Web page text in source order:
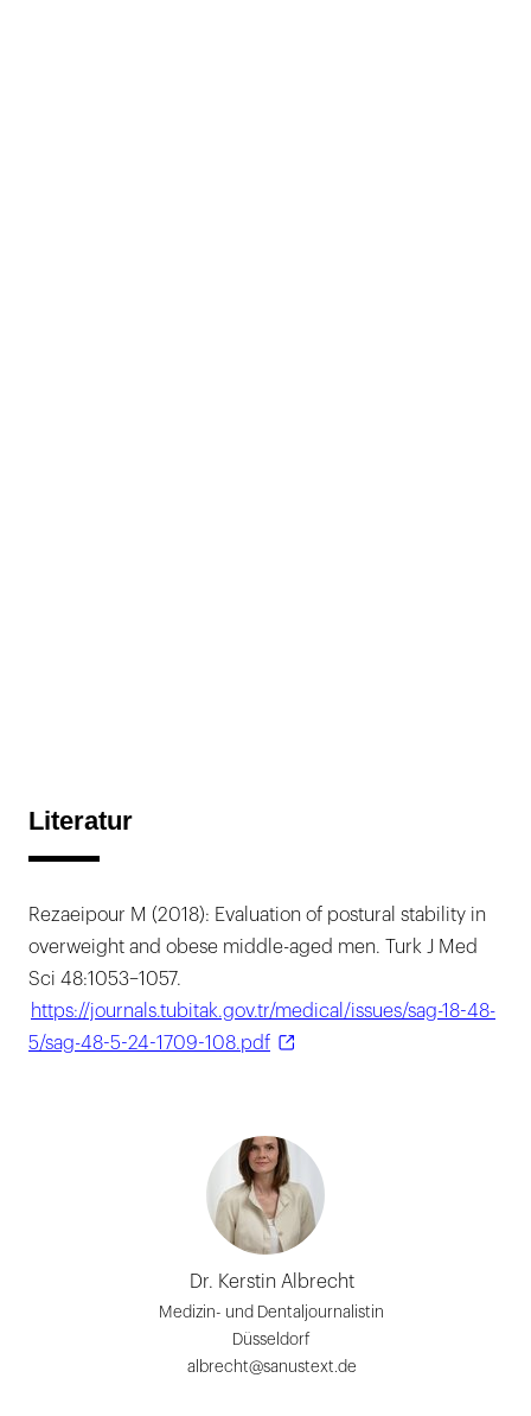
Literatur
Rezaeipour M (2018): Evaluation of postural stability in
overweight and obese middle-aged men. Turk J Med
Sci 48:1053–1057.
https://journals.tubitak.gov.tr/medical/issues/sag-18-48-
5/sag-48-5-24-1709-108.pdf
Dr. Kerstin Albrecht
Medizin- und Dentaljournalistin
Düsseldorf
albrecht@sanustext.de